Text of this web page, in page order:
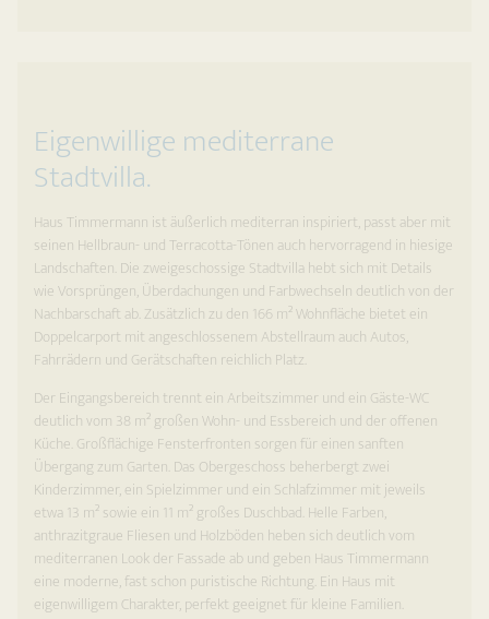
Eigenwillige mediterrane
Stadtvilla.
Haus Timmermann ist äußerlich mediterran inspiriert, passt aber mit
seinen Hellbraun- und Terracotta-Tönen auch hervorragend in hiesige
Landschaften. Die zweigeschossige Stadtvilla hebt sich mit Details
wie Vorsprüngen, Überdachungen und Farbwechseln deutlich von der
Nachbarschaft ab. Zusätzlich zu den 166 m² Wohnfläche bietet ein
Doppelcarport mit angeschlossenem Abstellraum auch Autos,
Fahrrädern und Gerätschaften reichlich Platz.
Der Eingangsbereich trennt ein Arbeitszimmer und ein Gäste-WC
deutlich vom 38 m² großen Wohn- und Essbereich und der offenen
Küche. Großflächige Fensterfronten sorgen für einen sanften
Übergang zum Garten. Das Obergeschoss beherbergt zwei
Kinderzimmer, ein Spielzimmer und ein Schlafzimmer mit jeweils
etwa 13 m² sowie ein 11 m² großes Duschbad. Helle Farben,
anthrazitgraue Fliesen und Holzböden heben sich deutlich vom
mediterranen Look der Fassade ab und geben Haus Timmermann
eine moderne, fast schon puristische Richtung. Ein Haus mit
eigenwilligem Charakter, perfekt geeignet für kleine Familien.